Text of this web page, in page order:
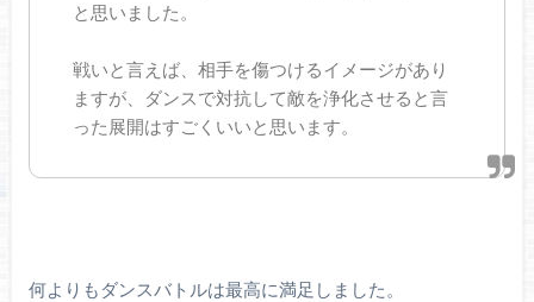
と思いました。
戦いと言えば、相手を傷つけるイメージがあり
ますが、ダンスで対抗して敵を浄化させると言
った展開はすごくいいと思います。
何よりもダンスバトルは最高に満足しました。